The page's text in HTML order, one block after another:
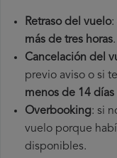
Retraso del vuelo:
más de tres horas.
Cancelación del
previo aviso o si
menos de 14 días
Overbooking: si
vuelo porque
disponibles.